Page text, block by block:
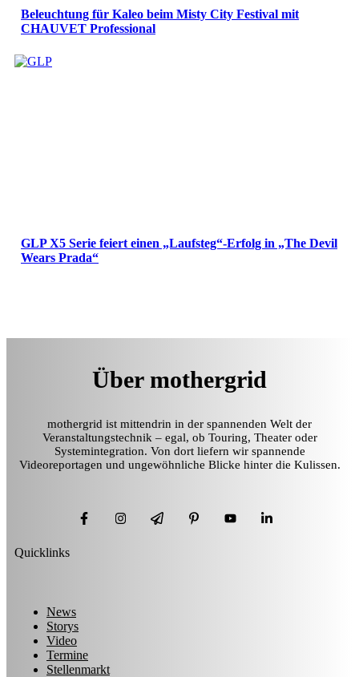
Beleuchtung für Kaleo beim Misty City Festival mit
CHAUVET Professional
GLP X5 Serie feiert einen „Laufsteg“-Erfolg in „The Devil
Wears Prada“
Über mothergrid
mothergrid ist mittendrin in der spannenden Welt der
Veranstaltungstechnik – egal, ob Touring, Theater oder
Systemintegration. Von dort liefern wir spannende
Videoreportagen und ungewöhnliche Blicke hinter die Kulissen.
Quicklinks
News
Storys
Video
Termine
Stellenmarkt